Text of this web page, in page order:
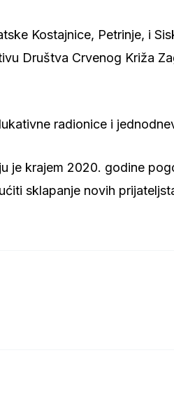
Kostajnice, Petrinje, i
Društva Crvenog Križa
radionice i
je krajem 2020. godine
sklapanje novih